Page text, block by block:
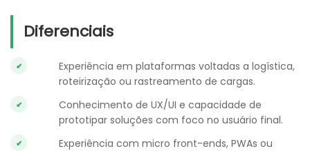
Diferenciais
Experiência em plataformas voltadas a logística,
roteirização ou rastreamento de cargas.
Conhecimento de UX/UI e capacidade de
prototipar soluções com foco no usuário final.
Experiência com micro front-ends, PWAs ou